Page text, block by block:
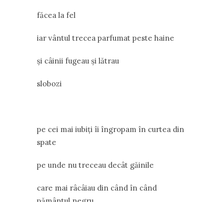
făcea la fel
iar vântul trecea parfumat peste haine
și câinii fugeau și lătrau
slobozi
pe cei mai iubiți îi îngropam în curtea din
spate
pe unde nu treceau decât găinile
care mai râcâiau din când în când